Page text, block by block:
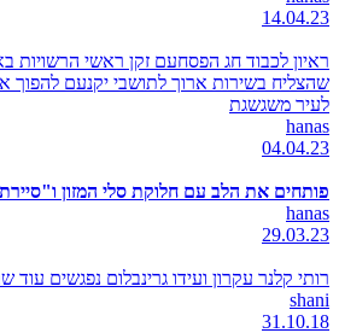
14.04.23
ראיון לכבוד חג הפסחעם זקן ראשי הרשויות
שהצליח בשירות ארוך לתושבי יקנעם
לעיר משגשגת
hanas
04.04.23
פותחים את הלב עם חלוקת סלי המזון
hanas
29.03.23
רותי קלנר עקרון ועידו גרינבלום נפגשים עוד
shani
31.10.18